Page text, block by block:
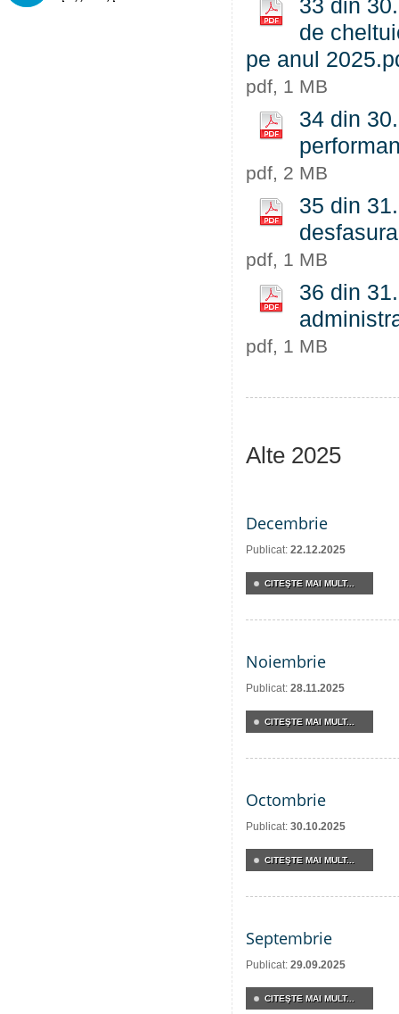
33 din
de
pe anul
pdf, 1 MB
34 din
pdf, 2 MB
35 din
pdf, 1 MB
36 din
pdf, 1 MB
Alte 2025
Decembrie
Publicat: 22.12.2025
CITEŞTE MAI MULT...
Noiembrie
Publicat: 28.11.2025
CITEŞTE MAI MULT...
Octombrie
Publicat: 30.10.2025
CITEŞTE MAI MULT...
Septembrie
Publicat: 29.09.2025
CITEŞTE MAI MULT...